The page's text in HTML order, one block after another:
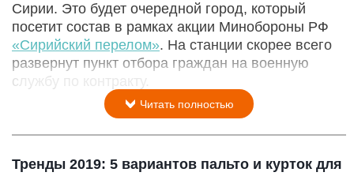
Сирии. Это будет очередной город, который
посетит состав в рамках акции Минобороны РФ
«Сирийский перелом». На станции скорее всего
развернут пункт отбора граждан на военную
службу по контракту.
Читать полностью
Тренды 2019: 5 вариантов пальто и курток для